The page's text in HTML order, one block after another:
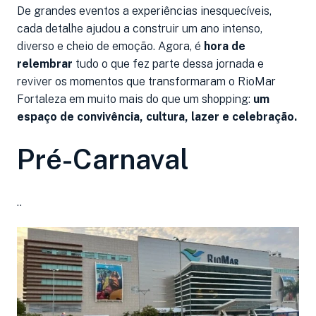
De grandes eventos a experiências inesquecíveis,
cada detalhe ajudou a construir um ano intenso,
diverso e cheio de emoção. Agora, é hora de
relembrar tudo o que fez parte dessa jornada e
reviver os momentos que transformaram o RioMar
Fortaleza em muito mais do que um shopping: um
espaço de convivência, cultura, lazer e celebração.
Pré-Carnaval
..